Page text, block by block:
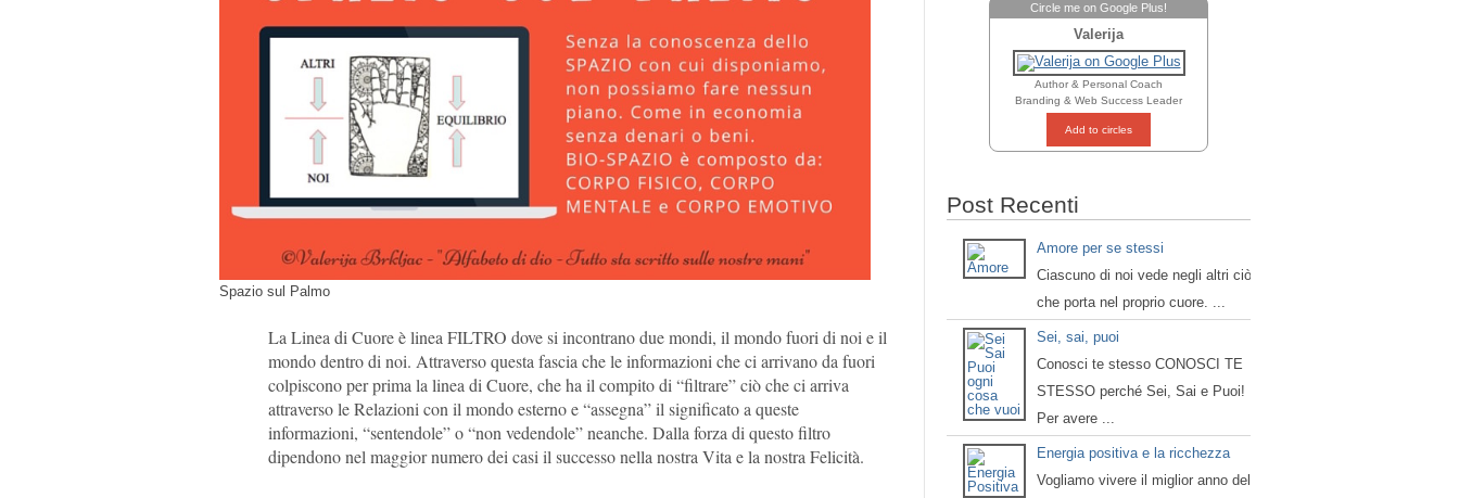
Spazio sul Palmo
La Linea di Cuore è linea FILTRO dove si incontrano due mondi, il mondo fuori di noi e il
mondo dentro di noi. Attraverso questa fascia che le informazioni che ci arrivano da fuori
colpiscono per prima la linea di Cuore, che ha il compito di “filtrare” ciò che ci arriva
attraverso le Relazioni con il mondo esterno e “assegna” il significato a queste
informazioni, “sentendole” o “non vedendole” neanche. Dalla forza di questo filtro
dipendono nel maggior numero dei casi il successo nella nostra Vita e la nostra Felicità.
Circle me on Google Plus!
Valerija
Author & Personal Coach
Branding & Web Success Leader
Add to circles
Post Recenti
Amore per se stessi
Ciascuno di noi vede negli altri ciò
che porta nel proprio cuore. ...
Sei, sai, puoi
Conosci te stesso CONOSCI TE
STESSO perché Sei, Sai e Puoi!
Per avere ...
Energia positiva e la ricchezza
Vogliamo vivere il miglior anno della